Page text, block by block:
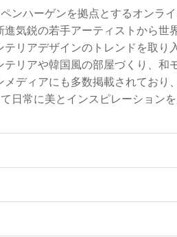
ンハーゲンを拠点とするオンラ
気鋭の若手アーティストから世
リアデザインのトレンドを取り
リアや韓国風の部屋づくり、和
ディアにも多数掲載されてお
常に美とインスピレーション